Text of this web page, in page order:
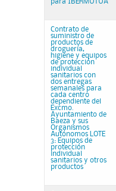
para IBERMUTUA
Contrato de
suministro de
productos de
droguería,
higiene y equipos
de protección
individual
sanitarios con
dos entregas
semanales para
cada centro
dependiente del
Excmo.
Ayuntamiento de
Baeza y sus
Organismos
Autónomos LOTE
3: Equipos de
protección
individual
sanitarios y otros
productos